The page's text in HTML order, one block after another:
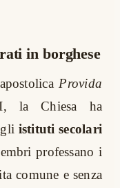
in borghese
Provida
la Chiesa ha
istituti secolari
professano i
comune e senza